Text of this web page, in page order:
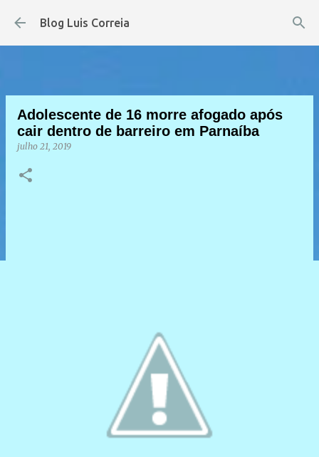
Pular para o conteúdo principal
Blog Luis Correia
Adolescente de 16 morre afogado após
cair dentro de barreiro em Parnaíba
julho 21, 2019